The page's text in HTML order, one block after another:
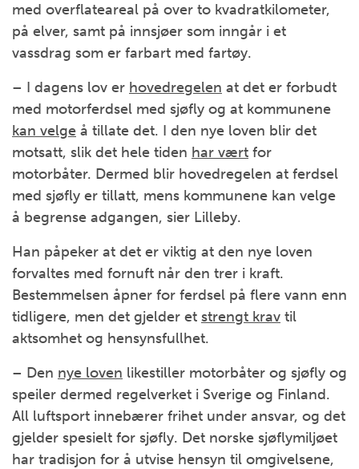
med overflateareal på over to kvadratkilometer,
på elver, samt på innsjøer som inngår i et
vassdrag som er farbart med fartøy.
– I dagens lov er hovedregelen at det er forbudt
med motorferdsel med sjøfly og at kommunene
kan velge å tillate det. I den nye loven blir det
motsatt, slik det hele tiden har vært for
motorbåter. Dermed blir hovedregelen at ferdsel
med sjøfly er tillatt, mens kommunene kan velge
å begrense adgangen, sier Lilleby.
Han påpeker at det er viktig at den nye loven
forvaltes med fornuft når den trer i kraft.
Bestemmelsen åpner for ferdsel på flere vann enn
tidligere, men det gjelder et strengt krav til
aktsomhet og hensynsfullhet.
– Den nye loven likestiller motorbåter og sjøfly og
speiler dermed regelverket i Sverige og Finland.
All luftsport innebærer frihet under ansvar, og det
gjelder spesielt for sjøfly. Det norske sjøflymiljøet
har tradisjon for å utvise hensyn til omgivelsene,